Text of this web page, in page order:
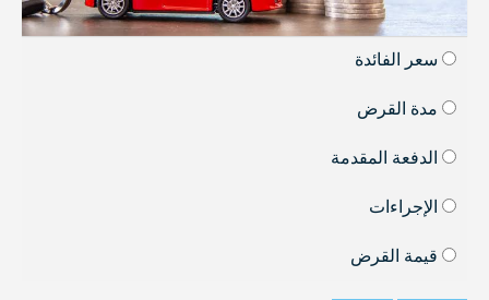
سعر الفائدة
مدة القرض
الدفعة المقدمة
الإجراءات
قيمة القرض